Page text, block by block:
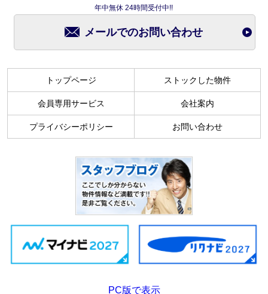
年中無休 24時間受付中!!
メールでのお問い合わせ
トップページ ストックした物件
会員専用サービス 会社案内
プライバシーポリシー お問い合わせ
PC版で表示